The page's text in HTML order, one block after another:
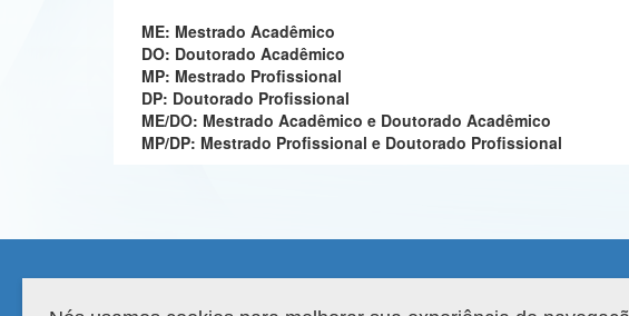
ME: Mestrado Acadêmico
DO: Doutorado Acadêmico
MP: Mestrado Profissional
DP: Doutorado Profissional
ME/DO: Mestrado Acadêmico e Doutorado Acadêmico
MP/DP: Mestrado Profissional e Doutorado Profissional